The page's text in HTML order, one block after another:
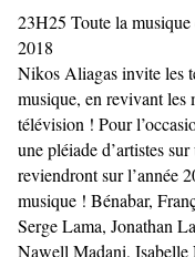
23H25 Toute la
2018
Nikos Aliagas invite les
musique, en revivant les
télévision ! Pour
une pléiade d’artistes
reviendront sur l’année
musique ! Bénabar,
Serge Lama, Jonathan
Nawell Madani, Isabelle